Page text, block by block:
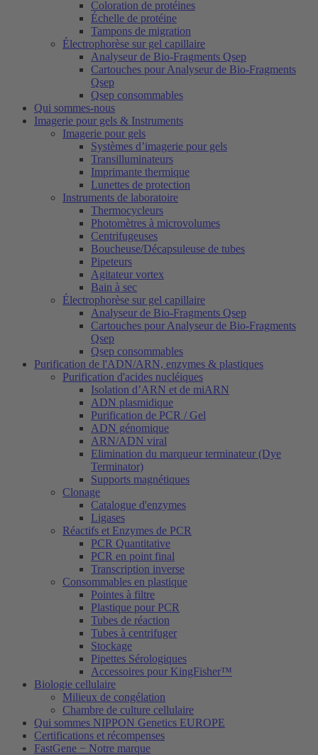
Coloration de protéines
Échelle de protéine
Tampons de migration
Électrophorèse sur gel capillaire
Analyseur de Bio-Fragments Qsep
Cartouches pour Analyseur de Bio-Fragments
Qsep
Qsep consommables
Qui sommes-nous
Imagerie pour gels & Instruments
Imagerie pour gels
Systèmes d’imagerie pour gels
Transilluminateurs
Imprimante thermique
Lunettes de protection
Instruments de laboratoire
Thermocycleurs
Photomètres à microvolumes
Centrifugeuses
Boucheuse/Décapsuleuse de tubes
Pipeteurs
Agitateur vortex
Bain à sec
Électrophorèse sur gel capillaire
Analyseur de Bio-Fragments Qsep
Cartouches pour Analyseur de Bio-Fragments
Qsep
Qsep consommables
Purification de l'ADN/ARN, enzymes & plastiques
Purification d'acides nucléiques
Isolation d’ARN et de miARN
ADN plasmidique
Purification de PCR / Gel
ADN génomique
ARN/ADN viral
Elimination du marqueur terminateur (Dye
Terminator)
Supports magnétiques
Clonage
Catalogue d'enzymes
Ligases
Réactifs et Enzymes de PCR
PCR Quantitative
PCR en point final
Transcription inverse
Consommables en plastique
Pointes à filtre
Plastique pour PCR
Tubes de réaction
Tubes à centrifuger
Stockage
Pipettes Sérologiques
Accessoires pour KingFisher™
Biologie cellulaire
Milieux de congélation
Chambre de culture cellulaire
Qui sommes NIPPON Genetics EUROPE
Certifications et récompenses
FastGene − Notre marque